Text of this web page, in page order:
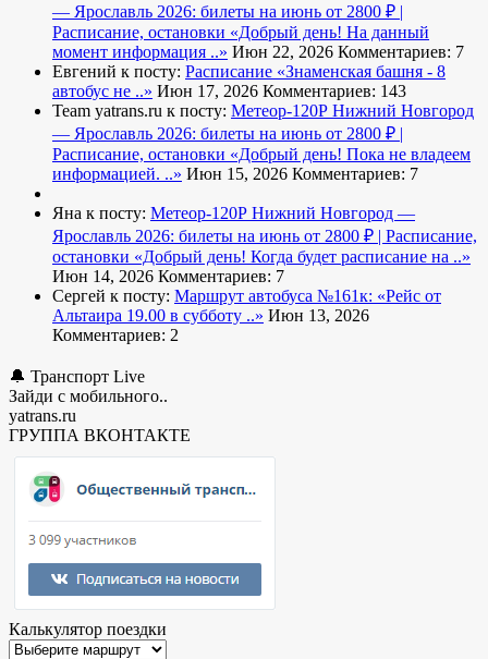
— Ярославль 2026: билеты на июнь от 2800 ₽ |
Расписание, остановки «Добрый день! На данный
момент информация ..» Июн 22, 2026 Комментариев: 7
Евгений к посту: Расписание «Знаменская башня - 8
автобус не ..» Июн 17, 2026 Комментариев: 143
Team yatrans.ru к посту: Метеор-120Р Нижний Новгород
— Ярославль 2026: билеты на июнь от 2800 ₽ |
Расписание, остановки «Добрый день! Пока не владеем
информацией. ..» Июн 15, 2026 Комментариев: 7
Яна к посту: Метеор-120Р Нижний Новгород —
Ярославль 2026: билеты на июнь от 2800 ₽ | Расписание,
остановки «Добрый день! Когда будет расписание на ..»
Июн 14, 2026 Комментариев: 7
Сергей к посту: Маршрут автобуса №161к: «Рейс от
Альтаира 19.00 в субботу ..» Июн 13, 2026
Комментариев: 2
🔔 Транспорт Live
Зайди с мобильного..
yatrans.ru
ГРУППА ВКОНТАКТЕ
Калькулятор поездки